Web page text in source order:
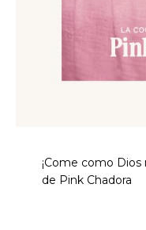
¡Come como Dios
de Pink Chadora